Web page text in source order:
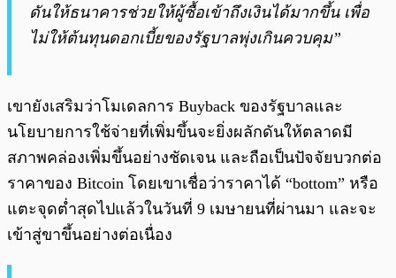
ดันให้ธนาคารช่วยให้ผู้ซื้อเข้าถึงเงินได้มากขึ้น เพื่อ
ไม่ให้ต้นทุนดอกเบี้ยของรัฐบาลพุ่งเกินควบคุม”
เขายังเสริมว่าโมเดลการ Buyback ของรัฐบาลและ
นโยบายการใช้จ่ายที่เพิ่มขึ้นจะยิ่งผลักดันให้ตลาดมี
สภาพคล่องเพิ่มขึ้นอย่างชัดเจน และถือเป็นปัจจัยบวกต่อ
ราคาของ Bitcoin โดยเขาเชื่อว่าราคาได้ “bottom” หรือ
แตะจุดต่ำสุดไปแล้วในวันที่ 9 เมษายนที่ผ่านมา และจะ
เข้าสู่ขาขึ้นอย่างต่อเนื่อง